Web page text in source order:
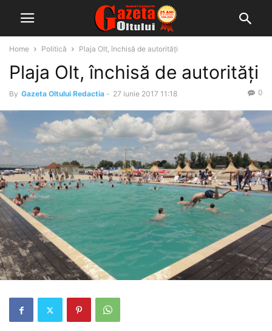
Home Politică Plaja Olt, închisă de autorități
Plaja Olt, închisă de autorități
By Gazeta Oltului Redactia - 27 iunie 2017 11:18 0